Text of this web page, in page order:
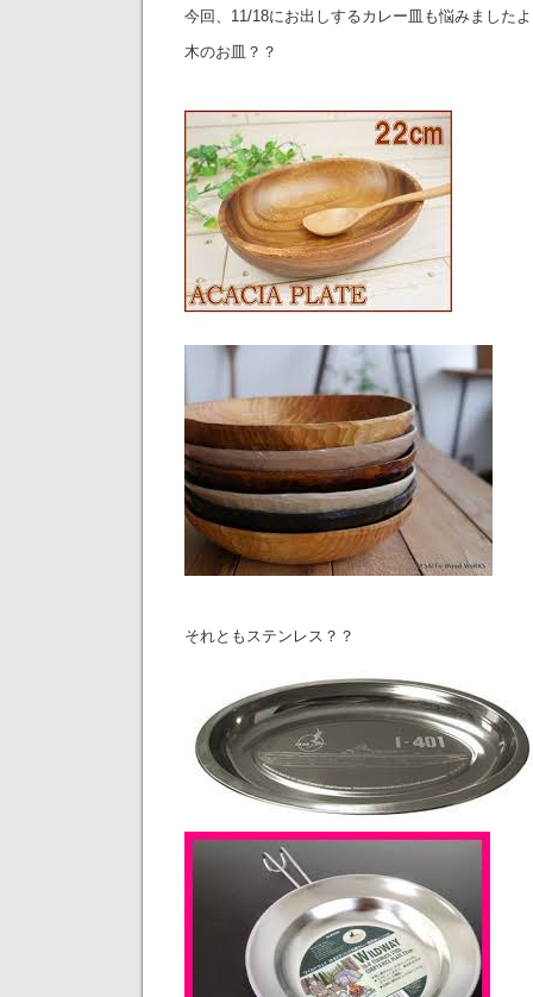
今回、11/18にお出しするカレー皿も悩みました
木のお皿？？
それともステンレス？？